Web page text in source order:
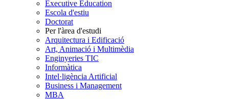
Executive Education
Escola d'estiu
Doctorat
Per l'àrea d'estudi
Arquitectura i Edificació
Art, Animació i Multimèdia
Enginyeries TIC
Informàtica
Intel·ligència Artificial
Business i Management
MBA